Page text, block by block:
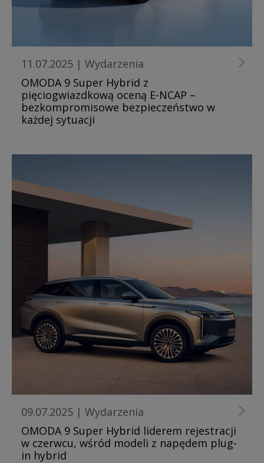
11.07.2025 | Wydarzenia
OMODA 9 Super Hybrid z
pięciogwiazdkową oceną E-NCAP –
bezkompromisowe bezpieczeństwo w
każdej sytuacji
09.07.2025 | Wydarzenia
OMODA 9 Super Hybrid liderem rejestracji
w czerwcu, wśród modeli z napędem plug-
in hybrid